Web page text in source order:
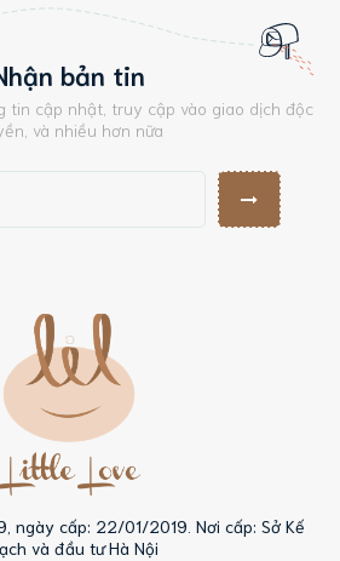
bản tin
tin cập nhật, truy cập vào giao dịch độc
và nhiều hơn nữa
ngày cấp: 22/01/2019. Nơi cấp: Sở Kế
và đầu tư Hà Nội